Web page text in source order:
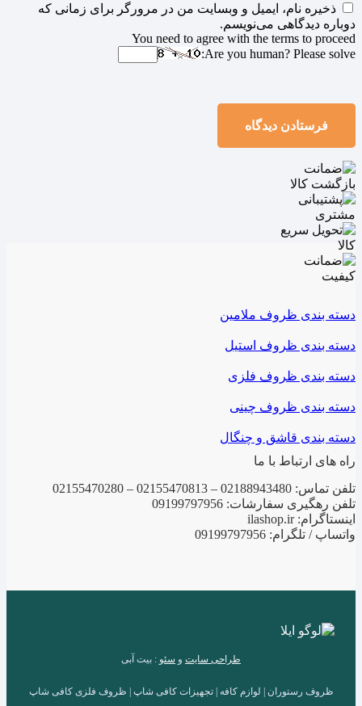
ذخیره نام، ایمیل و وبسایت من در مرورگر برای زمانی که
دوباره دیدگاهی می‌نویسم.
You need to agree with the terms to proceed
Are you human? Please solve:
فرستادن دیدگاه
دسته بندی ظروف ملامین
دسته بندی ظروف استیل
دسته بندی ظروف فلزی
دسته بندی ظروف چینی
دسته بندی قاشق و چنگال
راه های ارتباط با ما
تلفن تماس: 02188943480 – 02155470813 – 02155470280
تلفن رهگیری سفارشات: 09199797956
اینستاگرام: ilashop.ir
واتساپ / تلگرام: 09199797956
طراحی سایت و سئو : بیت آبی
ظروف رستوران | لوازم کافه | تجهیزات کافی شاپ | ظروف فلزی کافی شاپ